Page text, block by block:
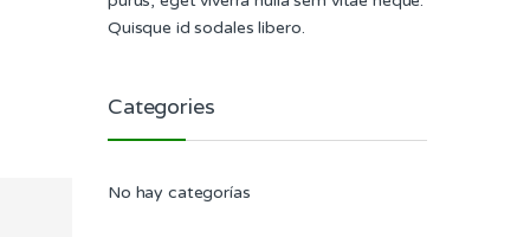
Quisque id sodales libero.
Categories
No hay categorías